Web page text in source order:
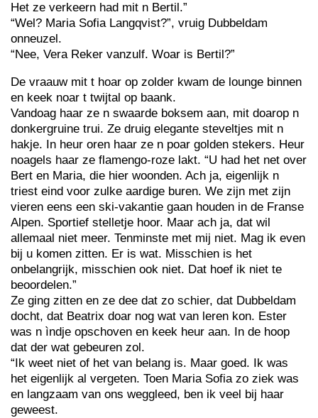
Het ze verkeern had mit n Bertil.”
“Wel? Maria Sofia Langqvist?”, vruig Dubbeldam
onneuzel.
“Nee, Vera Reker vanzulf. Woar is Bertil?”
De vraauw mit t hoar op zolder kwam de lounge binnen
en keek noar t twijtal op baank.
Vandoag haar ze n swaarde boksem aan, mit doarop n
donkergruine trui. Ze druig elegante steveltjes mit n
hakje. In heur oren haar ze n poar golden stekers. Heur
noagels haar ze flamengo-roze lakt. “U had het net over
Bert en Maria, die hier woonden. Ach ja, eigenlijk n
triest eind voor zulke aardige buren. We zijn met zijn
vieren eens een ski-vakantie gaan houden in de Franse
Alpen. Sportief stelletje hoor. Maar ach ja, dat wil
allemaal niet meer. Tenminste met mij niet. Mag ik even
bij u komen zitten. Er is wat. Misschien is het
onbelangrijk, misschien ook niet. Dat hoef ik niet te
beoordelen.”
Ze ging zitten en ze dee dat zo schier, dat Dubbeldam
docht, dat Beatrix doar nog wat van leren kon. Ester
was n ìndje opschoven en keek heur aan. In de hoop
dat der wat gebeuren zol.
“Ik weet niet of het van belang is. Maar goed. Ik was
het eigenlijk al vergeten. Toen Maria Sofia zo ziek was
en langzaam van ons weggleed, ben ik veel bij haar
geweest.